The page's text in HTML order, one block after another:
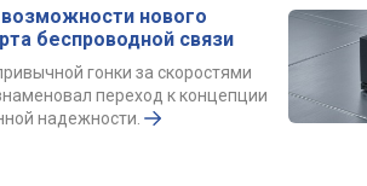
возможности нового
беспроводной связи
гонки за скоростями
переход к концепции
надежности.